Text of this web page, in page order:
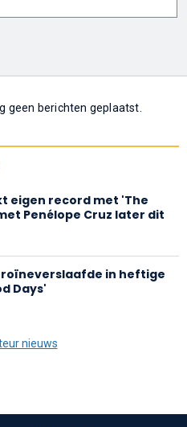
geen berichten geplaatst.
eigen record met 'The
Penélope Cruz later dit
in heftige
Days'
nieuws